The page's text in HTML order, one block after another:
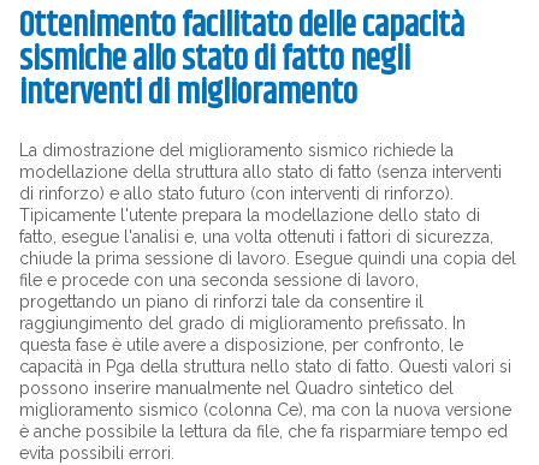
Ottenimento facilitato delle capacità
sismiche allo stato di fatto negli
interventi di miglioramento
La dimostrazione del miglioramento sismico richiede la
modellazione della struttura allo stato di fatto (senza interventi
di rinforzo) e allo stato futuro (con interventi di rinforzo).
Tipicamente l'utente prepara la modellazione dello stato di
fatto, esegue l'analisi e, una volta ottenuti i fattori di sicurezza,
chiude la prima sessione di lavoro. Esegue quindi una copia del
file e procede con una seconda sessione di lavoro,
progettando un piano di rinforzi tale da consentire il
raggiungimento del grado di miglioramento prefissato. In
questa fase è utile avere a disposizione, per confronto, le
capacità in Pga della struttura nello stato di fatto. Questi valori si
possono inserire manualmente nel Quadro sintetico del
miglioramento sismico (colonna Ce), ma con la nuova versione
è anche possibile la lettura da file, che fa risparmiare tempo ed
evita possibili errori.